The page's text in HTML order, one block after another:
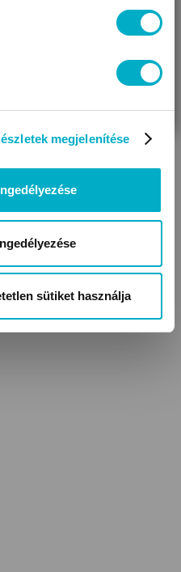
megjelenítése
sütiket használja
AJÁNDÉKOT